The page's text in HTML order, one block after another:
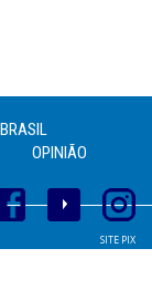
BRASIL
OPINIÃO
SITE PIX